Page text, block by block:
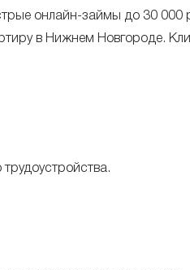
онлайн-займы до 30 000
в Нижнем Новгороде.